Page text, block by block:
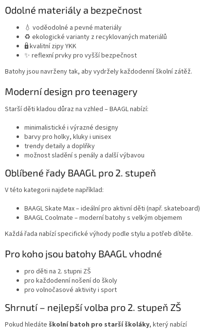
Odolné materiály a bezpečnost
💧 voděodolné a pevné materiály
♻️ ekologické varianty z recyklovaných materiálů
🔒 kvalitní zipyYKK
✨ reflexní prvky pro vyšší bezpečnost
Batohy jsou navrženy tak, aby vydržely každodenní školní zátěž.
Moderní design pro teenagery
Starší děti kladou důraz na vzhled – BAAGL nabízí:
minimalistické i výrazné designy
barvy pro holky, kluky i unisex
trendy detaily a doplňky
možnost sladění s penály a další výbavou
Oblíbené řady BAAGL pro 2. stupeň
V této kategorii najdete například:
BAAGL Skate Max– ideální pro aktivní děti (např. skateboard)
BAAGL Coolmate – moderní batohy s velkým objemem
Každá řada nabízí specifické výhody podle stylu a potřeb dítěte.
Pro koho jsou batohy BAAGL vhodné
pro děti na 2. stupni ZŠ
pro každodenní nošení do školy
pro volnočasové aktivity i sport
Shrnutí – nejlepší volba pro 2. stupeň ZŠ
Pokud hledáte školní batoh pro starší školáky, který nabízí